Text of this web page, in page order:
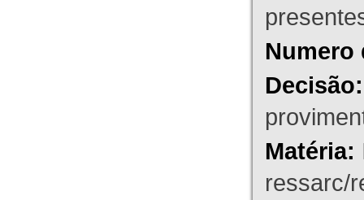
Numero
Decisão:
Matéria:
ressarc/